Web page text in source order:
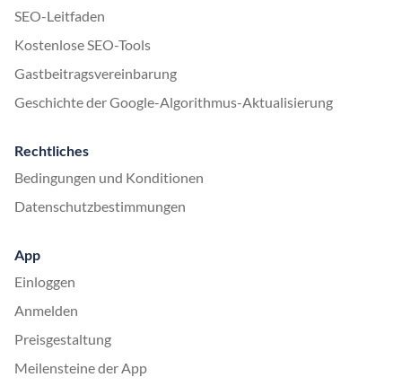
SEO-Leitfaden
Kostenlose SEO-Tools
Gastbeitragsvereinbarung
Geschichte der Google-Algorithmus-Aktualisierung
Rechtliches
Bedingungen und Konditionen
Datenschutzbestimmungen
App
Einloggen
Anmelden
Preisgestaltung
Meilensteine der App